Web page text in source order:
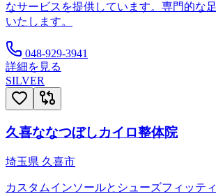
なサービスを提供しています。専門的な
いたします。
048-929-3941
詳細を見る
SILVER
久喜ななつぼしカイロ整体院
埼玉県 久喜市
カスタムインソールとシューズフィッテ